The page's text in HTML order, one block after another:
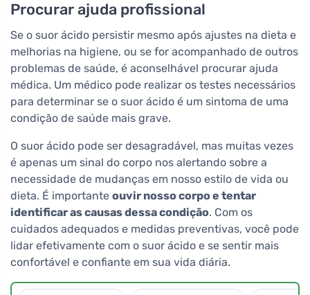
Procurar ajuda profissional
Se o suor ácido persistir mesmo após ajustes na dieta e
melhorias na higiene, ou se for acompanhado de outros
problemas de saúde, é aconselhável procurar ajuda
médica. Um médico pode realizar os testes necessários
para determinar se o suor ácido é um sintoma de uma
condição de saúde mais grave.
O suor ácido pode ser desagradável, mas muitas vezes
é apenas um sinal do corpo nos alertando sobre a
necessidade de mudanças em nosso estilo de vida ou
dieta. É importante ouvir nosso corpo e tentar
identificar as causas dessa condição. Com os
cuidados adequados e medidas preventivas, você pode
lidar efetivamente com o suor ácido e se sentir mais
confortável e confiante em sua vida diária.